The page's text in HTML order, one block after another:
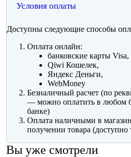
Условия оплаты
Доступны следующие способы
Оплата онлайн:
банковские карты Visa,
Qiwi Кошелек,
Яндекс Деньги,
WebMoney
Безналичный расчет (по
— можно оплатить в любом
банке)
Оплата наличными в
получении товара
Вы уже смотрели